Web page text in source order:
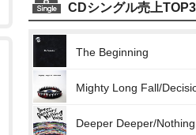
CDシングル売上
The Beginning
Mighty Long Fall/